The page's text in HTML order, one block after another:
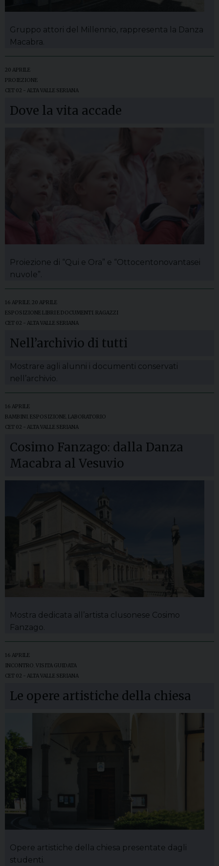
Gruppo attori del Millennio, rappresenta la Danza
Macabra.
20 APRILE
PROIEZIONE
CET 02 - ALTA VALLE SERIANA
Dove la vita accade
Proiezione di “Qui e Ora” e “Ottocentonovantasei
nuvole”.
16 APRILE 20 APRILE
ESPOSIZIONE LIBRI E DOCUMENTI RAGAZZI
CET 02 - ALTA VALLE SERIANA
Nell’archivio di tutti
Mostrare agli alunni i documenti conservati
nell’archivio.
16 APRILE
BAMBINI ESPOSIZIONE LABORATORIO
CET 02 - ALTA VALLE SERIANA
Cosimo Fanzago: dalla Danza
Macabra al Vesuvio
Mostra dedicata all’artista clusonese Cosimo
Fanzago.
16 APRILE
INCONTRO VISITA GUIDATA
CET 02 - ALTA VALLE SERIANA
Le opere artistiche della chiesa
Opere artistiche della chiesa presentate dagli
studenti.